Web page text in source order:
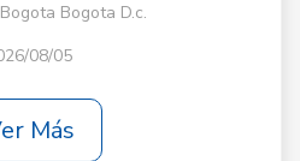
Bogota D.c.
08/05
Más